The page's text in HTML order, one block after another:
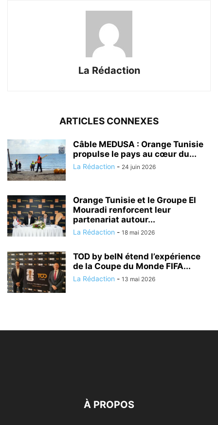
La Rédaction
ARTICLES CONNEXES
Câble MEDUSA : Orange Tunisie
propulse le pays au cœur du...
La Rédaction - 24 juin 2026
Orange Tunisie et le Groupe El
Mouradi renforcent leur
partenariat autour...
La Rédaction - 18 mai 2026
TOD by beIN étend l’expérience
de la Coupe du Monde FIFA...
La Rédaction - 13 mai 2026
À PROPOS